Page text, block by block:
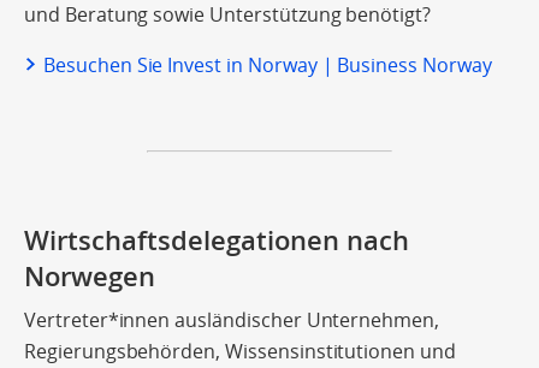
und Beratung sowie Unterstützung benötigt?
Besuchen Sie Invest in Norway | Business Norway
Wirtschaftsdelegationen nach
Norwegen
Vertreter*innen ausländischer Unternehmen,
Regierungsbehörden, Wissensinstitutionen und